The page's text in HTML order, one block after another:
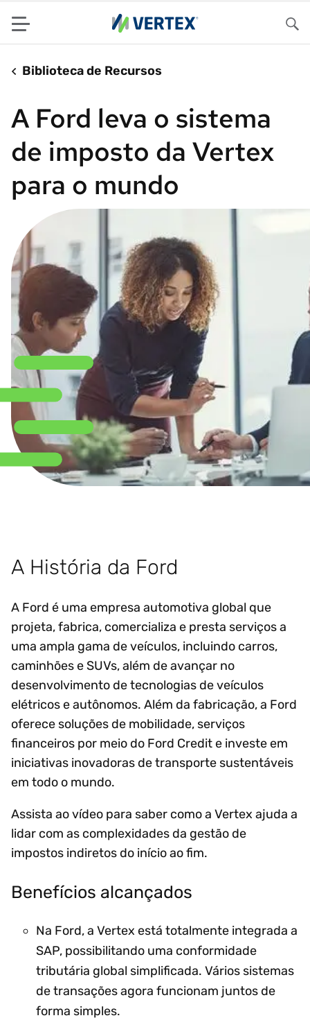
Menu
Biblioteca de Recursos
A Ford leva o sistema
de imposto da Vertex
para o mundo
A História da Ford
A Ford é uma empresa automotiva global que
projeta, fabrica, comercializa e presta serviços a
uma ampla gama de veículos, incluindo carros,
caminhões e SUVs, além de avançar no
desenvolvimento de tecnologias de veículos
elétricos e autônomos. Além da fabricação, a Ford
oferece soluções de mobilidade, serviços
financeiros por meio do Ford Credit e investe em
iniciativas inovadoras de transporte sustentáveis
em todo o mundo.
Assista ao vídeo para saber como a Vertex ajuda a
lidar com as complexidades da gestão de
impostos indiretos do início ao fim.
Benefícios alcançados
Na Ford, a Vertex está totalmente integrada a
SAP, possibilitando uma conformidade
tributária global simplificada. Vários sistemas
de transações agora funcionam juntos de
forma simples.